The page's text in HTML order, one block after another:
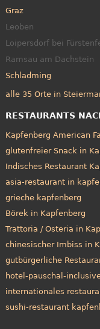
Graz
Leoben
Loipersdorf bei
Ramsau am Dachstein
Schladming
alle 35 Orte in
RESTAURANTS
Kapfenberg American
glutenfreier Snack in
Indisches Restaurant
asia-restaurant in
grieche kapfenberg
Börek in Kapfenberg
Trattoria / Osteria in
chinesischer Imbiss in
gutbürgerliche
hotel-pauschal-
internationales
sushi-restaurant